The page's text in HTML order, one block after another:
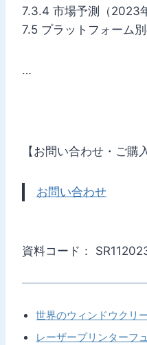
7.3.4 市場予測（2023
7.5 プラットフォーム
…
【お問い合わせ・ご購
お問い合わせ
資料コード：
世界のウィンドウクリ
レーザープリンターフ